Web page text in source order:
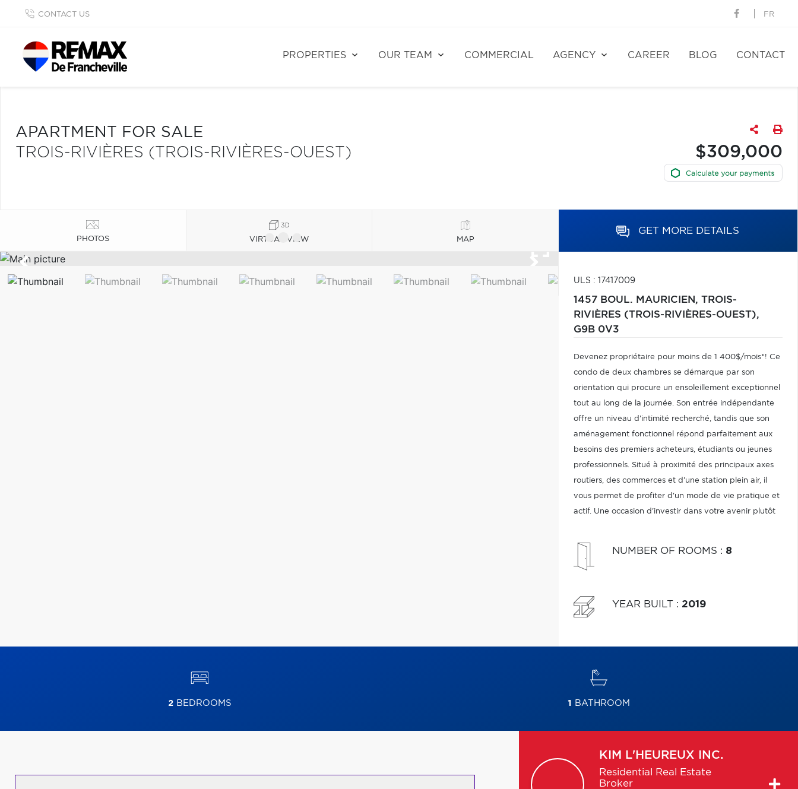
CONTACT US FR
PROPERTIES OUR TEAM COMMERCIAL AGENCY CAREER BLOG CONTACT
APARTMENT FOR SALE
TROIS-RIVIÈRES (TROIS-RIVIÈRES-OUEST)
$309,000
PHOTOS VIRTUAL VIEW MAP
GET MORE DETAILS
ULS : 17417009
1457 BOUL. MAURICIEN, TROIS-
RIVIÈRES (TROIS-RIVIÈRES-OUEST),
G9B 0V3
Devenez propriétaire pour moins de 1 400$/mois*! Ce
condo de deux chambres se démarque par son
orientation qui procure un ensoleillement exceptionnel
tout au long de la journée. Son entrée indépendante
offre un niveau d'intimité recherché, tandis que son
aménagement fonctionnel répond parfaitement aux
besoins des premiers acheteurs, étudiants ou jeunes
professionnels. Situé à proximité des principaux axes
routiers, des commerces et d'une station plein air, il
vous permet de profiter d'un mode de vie pratique et
actif. Une occasion d'investir dans votre avenir plutôt
financement applicables
NUMBER OF ROOMS : 8
YEAR BUILT : 2019
2BEDROOMS 1 BATHROOM
KIM L'HEUREUX INC.
Residential Real Estate
Broker